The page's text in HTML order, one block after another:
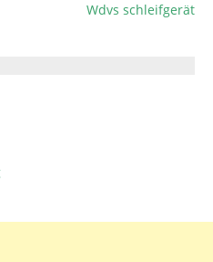
Wdvs schleifgerät